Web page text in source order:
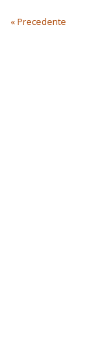
« Precedente